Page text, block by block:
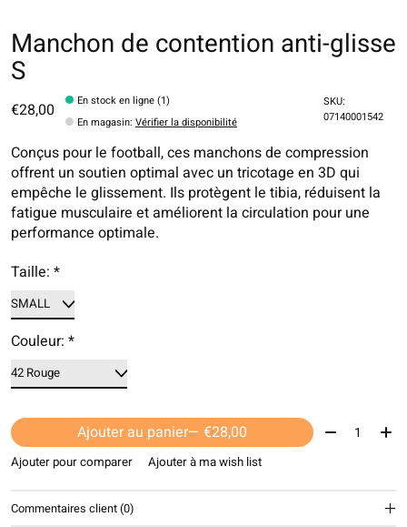
Manchon de contention anti-glisse
S
€28,00
En stock en ligne (1)
En magasin:Vérifier la disponibilité
SKU:
07140001542
Conçus pour le football, ces manchons de compression
offrent un soutien optimal avec un tricotage en 3D qui
empêche le glissement. Ils protègent le tibia, réduisent la
fatigue musculaire et améliorent la circulation pour une
performance optimale.
Taille: *
Couleur: *
Ajouter au panier — €28,00 Quantité:
Ajouter pour comparer Ajouter à ma wish list
Commentaires client (0)